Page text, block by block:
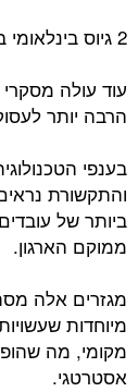
2 גיוס בינלאומי במגזרים ספציפיים:
עוד עולה
הרבה יותר
והתקשורת
ביותר של
ממוקם הארגון.
מגזרים אלה
מיוחדות
מקומי, מה
אסטרטגי.